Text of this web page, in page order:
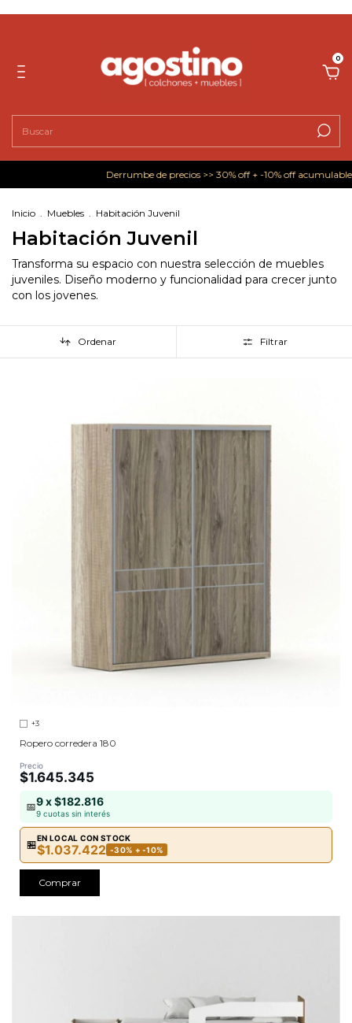
0
Derrumbe de precios >> 30% off + -10% off acumulables en muebles.
Inicio . Muebles . Habitación Juvenil
Habitación Juvenil
Transforma su espacio con nuestra selección de muebles
juveniles. Diseño moderno y funcionalidad para crecer junto
con los jovenes.
Ordenar Filtrar
+3
Ropero corredera 180
Precio
$1.645.345
📅9 x $182.816
9 cuotas sin interés
🏪
EN LOCAL CON STOCK
$1.037.422 -30% + -10%
Comprar